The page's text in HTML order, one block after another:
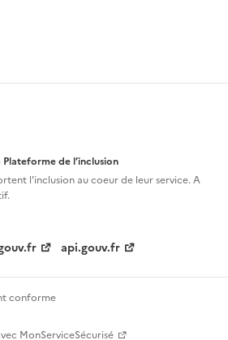
de l’inclusion
l'inclusion aucoeur de leur service. A
api.gouv.fr
conforme
MonServiceSécurisé